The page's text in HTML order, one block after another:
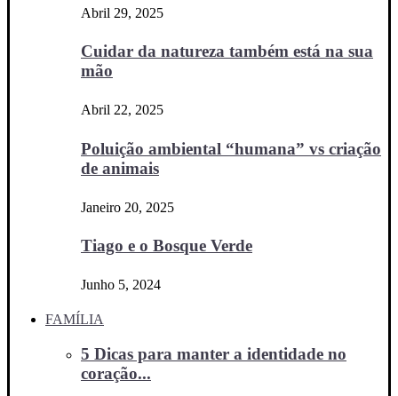
Abril 29, 2025
Cuidar da natureza também está na sua
mão
Abril 22, 2025
Poluição ambiental “humana” vs criação
de animais
Janeiro 20, 2025
Tiago e o Bosque Verde
Junho 5, 2024
FAMÍLIA
5 Dicas para manter a identidade no
coração...